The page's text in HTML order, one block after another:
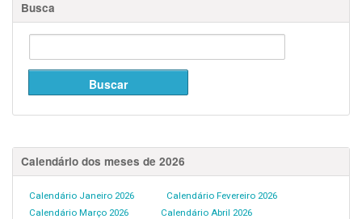
Busca
Calendário dos meses de 2026
Calendário Janeiro 2026
Calendário Fevereiro 2026
Calendário Março 2026
Calendário Abril 2026